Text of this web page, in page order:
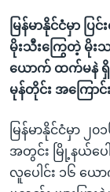
ကြည့်
ရန်
ရှာဖွေ
နေရာ
သို့
ကျော်
ဘာသာစကားမျ
မြန်မာနိုင်ငံမှာ ပ
မိုးသီးကြွေတဲ့ မိုး
ယောက် ထက်မနဲ ရှိ
မုန်တိုင်း အကြောင်း
မြန်မာနိုင်ငံမှာ
အတွင်း မြို့နယ်ပေါ
လူပေါင်း ၁၆ ယ